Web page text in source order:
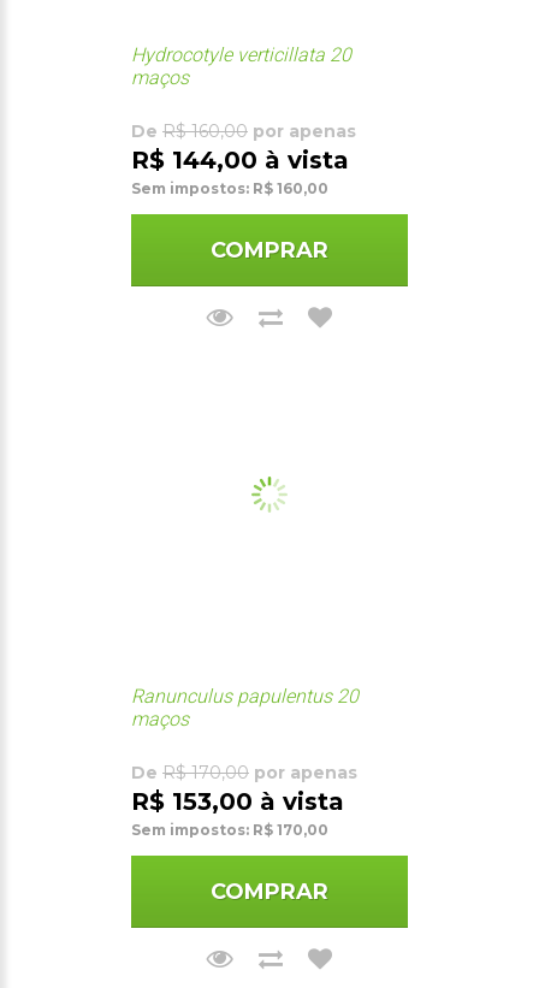
Hydrocotyle verticillata 20
maços
De R$ 160,00 por apenas
R$ 144,00 à vista
Sem impostos: R$ 160,00
COMPRAR
Ranunculus papulentus 20
maços
De R$ 170,00 por apenas
R$ 153,00 à vista
Sem impostos: R$ 170,00
COMPRAR